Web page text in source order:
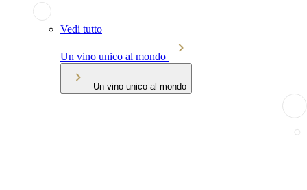
Vedi tutto
Un vino unico al mondo
Un vino unico al mondo